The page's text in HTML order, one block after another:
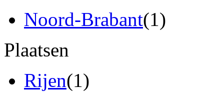
Noord-Brabant(1)
Plaatsen
Rijen(1)